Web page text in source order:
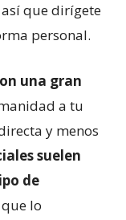
así que dirígete
personal.
una gran
a tu
y menos
suelen
de
lo